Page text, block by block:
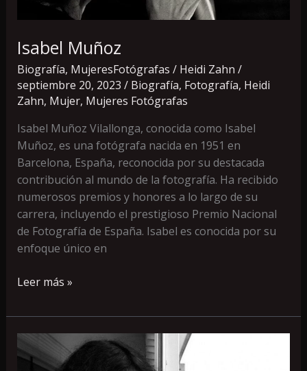
Isabel Muñoz
Biografía, MujeresFotógrafas / Heidi Zahn /
septiembre 20, 2023 / Biografía, Fotografía, Heidi
Zahn, Mujer, Mujeres Fotógrafas
Isabel Muñoz Vilallonga, conocida como Isabel
Muñoz, es una fotógrafa nacida en 1951 en
Barcelona, España, reconocida por su destacada
contribución al mundo de la fotografía. Ha recibido
numerosos premios y honores a lo largo de su
carrera, incluyendo el prestigioso Premio Nacional
de Fotografía de España. Isabel es conocida por su
enfoque único en
Leer más »
Adriana
Lestido